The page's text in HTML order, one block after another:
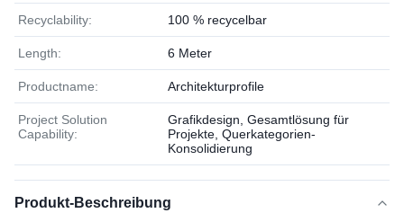
Recyclability: 100 % recycelbar
Length: 6 Meter
Productname: Architekturprofile
Project Solution
Capability:
Grafikdesign, Gesamtlösung für
Projekte, Querkategorien-
Konsolidierung
Produkt-Beschreibung